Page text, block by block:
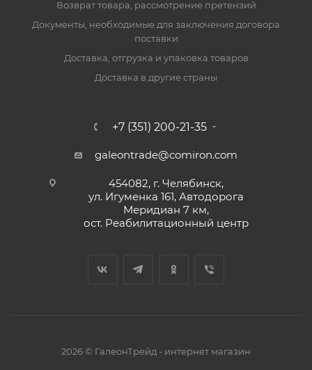
Возврат товара, рассмотрение претензий
Документы, необходимые для заключения договора
поставки
Доставка, отгрузка и упаковка товаров
Доставка в другие страны
+7 (351) 200-21-35
galeontrade@comiron.com
454082, г. Челябинск,
ул. Игуменка 161, Автодорога
Меридиан 7 км,
ост. Реабилитационный центр
2026 © ГалеонТрейд - интернет магазин